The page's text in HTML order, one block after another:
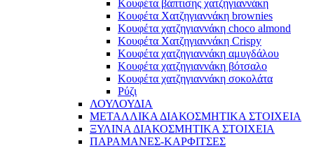
Κουφέτα βάπτισης χατζηγιαννάκη
Κουφέτα Χατζηγιαννάκη brownies
Κουφέτα χατζηγιαννάκη choco almond
Κουφέτα Χατζηγιαννάκη Crispy
Κουφέτα χατζηγιαννάκη αμυγδάλου
Κουφέτα χατζηγιαννάκη βότσαλο
Κουφέτα χατζηγιαννάκη σοκολάτα
Ρύζι
ΛΟΥΛΟΥΔΙΑ
ΜΕΤΑΛΛΙΚΑ ΔΙΑΚΟΣΜΗΤΙΚΑ ΣΤΟΙΧΕΙΑ
ΞΥΛΙΝΑ ΔΙΑΚΟΣΜΗΤΙΚΑ ΣΤΟΙΧΕΙΑ
ΠΑΡΑΜΑΝΕΣ-ΚΑΡΦΙΤΣΕΣ